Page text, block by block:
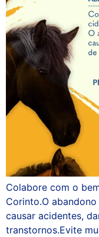
Colabore com o
Corinto.O
causar acidentes,
transtornos.Evite